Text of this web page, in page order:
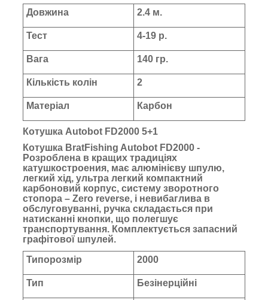
Довжина
2.4 м.
Тест 4-19 р.
Вага 140 гр.
Кількість колін 2
Матеріал Карбон
Котушка Autobot FD2000 5+1
Котушка BratFishing Autobot FD2000 -
Розроблена в кращих традиціях
катушкостроения, має алюмінієву шпулю,
легкий хід, ультра легкий компактний
карбоновий корпус, систему зворотного
стопора – Zero reverse, і невибаглива в
обслуговуванні, ручка складається при
натисканні кнопки, що полегшує
транспортування. Комплектується запасний
графітової шпулей.
Типорозмір
2000
Тип Безінерційні